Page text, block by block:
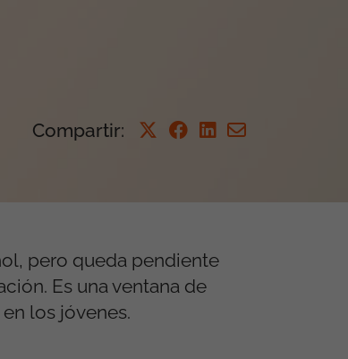
Compartir:
pero queda pendiente
Es una ventana de
los jóvenes.